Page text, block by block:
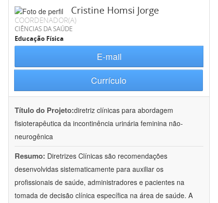
Cristine Homsi Jorge
COORDENADOR(A)
CIÊNCIAS DA SAÚDE
Educação Física
E-mail
Currículo
Título do Projeto:diretriz clínicas para abordagem
fisioterapêutica da incontinência urinária feminina não-
neurogênica
Resumo: Diretrizes Clínicas são recomendações
desenvolvidas sistematicamente para auxiliar os
profissionais de saúde, administradores e pacientes na
tomada de decisão clínica específica na área de saúde. A